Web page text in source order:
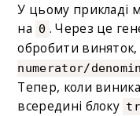
У цьому прикладі
на 0 . Через це
обробити
numerator/
Тепер, коли
всередині блоку